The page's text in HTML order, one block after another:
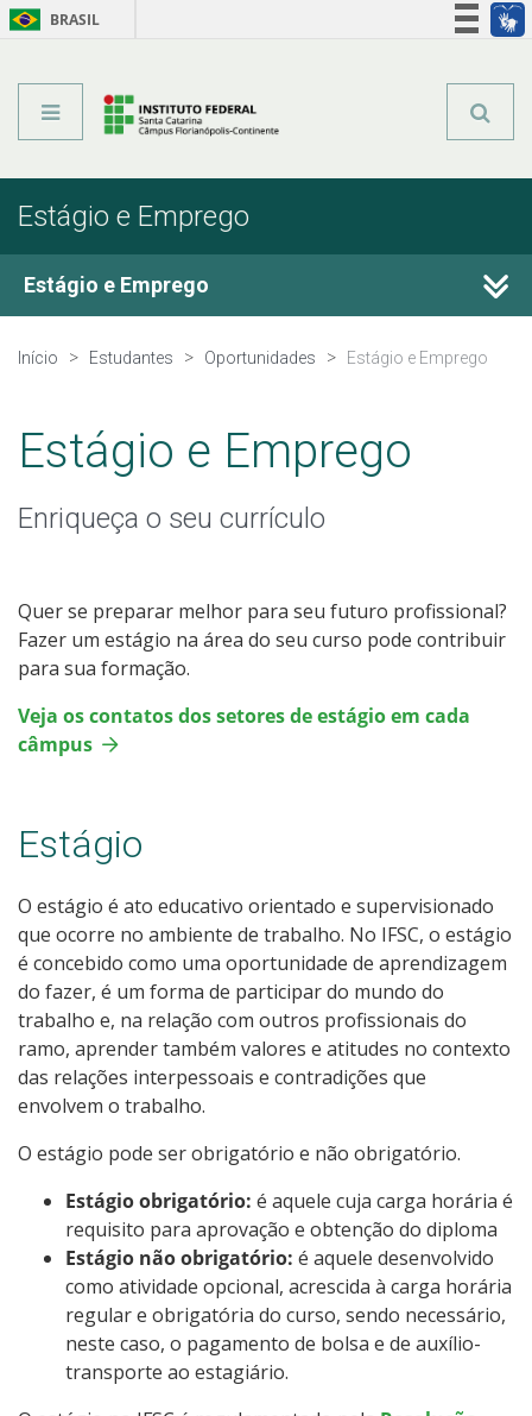
BRASIL
Estágio e Emprego
Estágio e Emprego
Programa Institucional de Bolsa de Iniciação à Docência -
PIBID
Ensino, Pesquisa e Extensão
Início Estudantes Oportunidades Estágio e Emprego
Estágio e Emprego
Enriqueça o seu currículo
Quer se preparar melhor para seu futuro profissional?
Fazer um estágio na área do seu curso pode contribuir
para sua formação.
Veja os contatos dos setores de estágio em cada
câmpus
Estágio
O estágio é ato educativo orientado e supervisionado
que ocorre no ambiente de trabalho. No IFSC, o estágio
é concebido como uma oportunidade de aprendizagem
do fazer, é um forma de participar do mundo do
trabalho e, na relação com outros profissionais do
ramo, aprender também valores e atitudes no contexto
das relações interpessoais e contradições que
envolvem o trabalho.
O estágio pode ser obrigatório e não obrigatório.
Estágio obrigatório: é aquele cuja carga horária é
requisito para aprovação e obtenção do diploma
Estágio não obrigatório: é aquele desenvolvido
como atividade opcional, acrescida à carga horária
regular e obrigatória do curso, sendo necessário,
neste caso, o pagamento de bolsa e de auxílio-
transporte ao estagiário.